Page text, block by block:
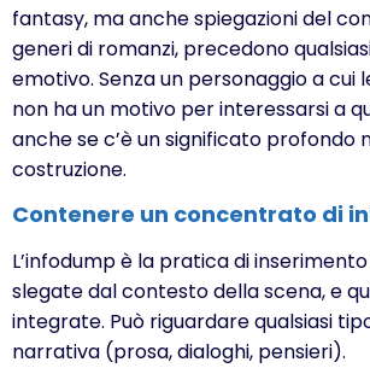
fantasy, ma anche spiegazioni del
generi di romanzi, precedono
emotivo. Senza un personaggio a cui
non ha un motivo per interessarsi a
anche se c’è un significato profondo
costruzione.
Contenere un concentrato di
L’infodump è la pratica di
slegate dal contesto della scena, e
integrate. Può riguardare qualsiasi
narrativa (prosa, dialoghi, pensieri).